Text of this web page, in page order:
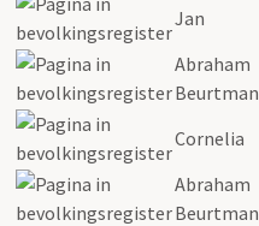
Jan
Abraham
Beurtman
Cornelia
Abraham
Beurtman